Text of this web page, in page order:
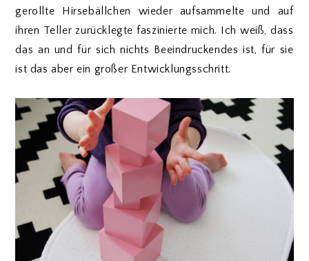
gerollte Hirsebällchen wieder aufsammelte und auf
ihren Teller zurücklegte faszinierte mich. Ich weiß, dass
das an und für sich nichts Beeindruckendes ist, für sie
ist das aber ein großer Entwicklungsschritt.